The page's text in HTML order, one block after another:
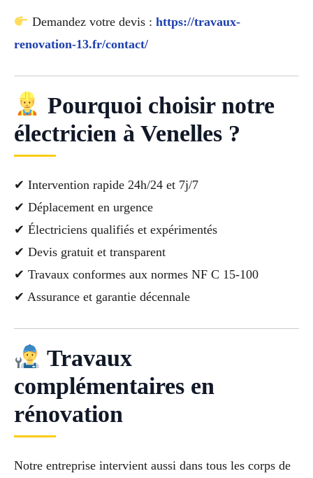
Demandez votre devis : https://travaux-
renovation-13.fr/contact/
Pourquoi choisir notre
électricien à Venelles ?
✔ Intervention rapide 24h/24 et 7j/7
✔ Déplacement en urgence
✔ Électriciens qualifiés et expérimentés
✔ Devis gratuit et transparent
✔ Travaux conformes aux normes NF C 15-100
✔ Assurance et garantie décennale
Travaux
complémentaires en
rénovation
Notre entreprise intervient aussi dans tous les corps de